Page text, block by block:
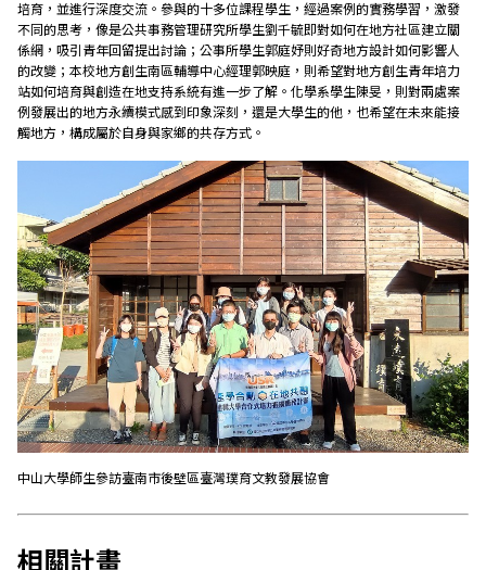
培育，並進行深度交流。參與的十多位課程學生，經過案例的實務學習，激發
不同的思考，像是公共事務管理研究所學生劉千毓即對如何在地方社區建立關
係網，吸引青年回留提出討論；公事所學生郭庭妤則好奇地方設計如何影響人
的改變；本校地方創生南區輔導中心經理郭映庭，則希望對地方創生青年培力
站如何培育與創造在地支持系統有進一步了解。化學系學生陳旻，則對兩處案
例發展出的地方永續模式感到印象深刻，還是大學生的他，也希望在未來能接
觸地方，構成屬於自身與家鄉的共存方式。
中山大學師生參訪臺南市後壁區臺灣璞育文教發展協會
相關計畫